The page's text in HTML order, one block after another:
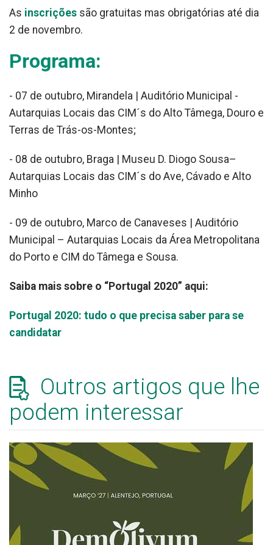
As inscrições são gratuitas mas obrigatórias até dia
2 de novembro.
Programa:
- 07 de outubro, Mirandela | Auditório Municipal -
Autarquias Locais das CIM´s do Alto Tâmega, Douro e
Terras de Trás-os-Montes;
- 08 de outubro, Braga | Museu D. Diogo Sousa–
Autarquias Locais das CIM´s do Ave, Cávado e Alto
Minho
- 09 de outubro, Marco de Canaveses | Auditório
Municipal – Autarquias Locais da Área Metropolitana
do Porto e CIM do Tâmega e Sousa.
Saiba mais sobre o “Portugal 2020” aqui:
Portugal 2020: tudo o que precisa saber para se
candidatar
Outros artigos que lhe
podem interessar